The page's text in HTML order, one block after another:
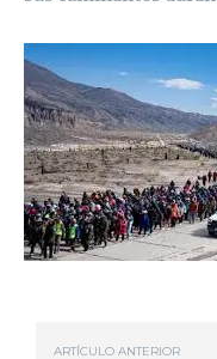
ARTÍCULO ANTERIOR